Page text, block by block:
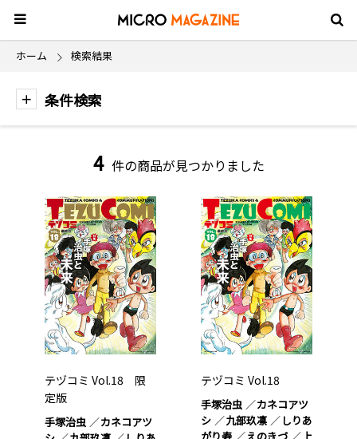
ホーム 検索結果
条件検索
4 件の商品が見つかりました
テヅコミ Vol.18 限
定版
手塚治虫
カネコアツ
テヅコミ Vol.18
手塚治虫
カネコアツ
シ
九部玖凛
しりあ